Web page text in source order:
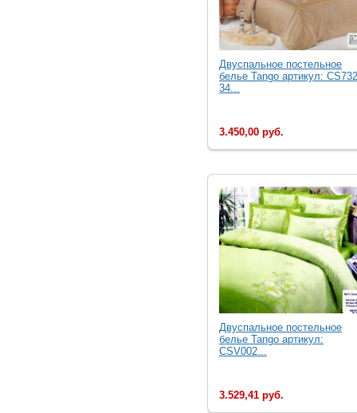
Двуcпальное постельное
белье Tango артикул:
34...
3.450,00 руб.
Двуcпальное постельное
белье Tango артикул:
CSV002...
3.529,41 руб.